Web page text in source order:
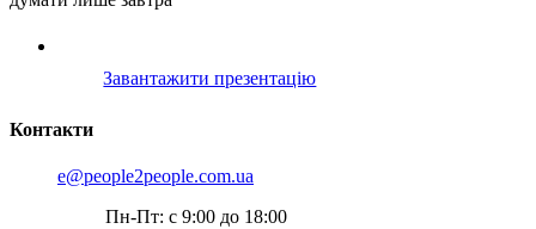
Завантажити презентацію
Контакти
e@people2people.com.ua
Пн-Пт: с 9:00 до 18:00